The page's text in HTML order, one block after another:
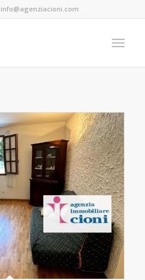
info@agenziacioni.com